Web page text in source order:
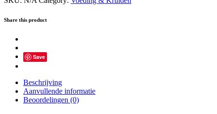
Share this product
Save
Beschrijving
Aanvullende informatie
Beoordelingen (0)